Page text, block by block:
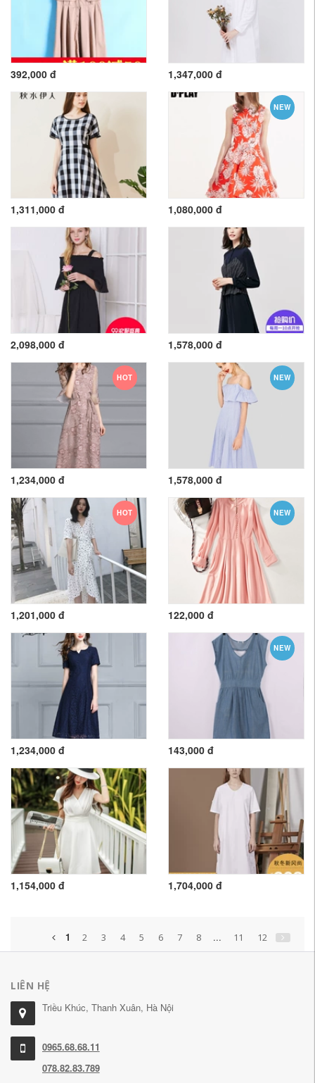
392,000 đ 1,347,000 đ
1,311,000 đ
NEW
1,080,000 đ
2,098,000 đ 1,578,000 đ
HOT
1,234,000 đ
NEW
1,578,000 đ
HOT
1,201,000 đ
NEW
122,000 đ
1,234,000 đ
NEW
143,000 đ
1,154,000 đ 1,704,000 đ
1 2 3 4 5 6 7 8 ... 11 12
LIÊN HỆ
Triều Khúc, Thanh Xuân, Hà Nội
0965.68.68.11
078.82.83.789